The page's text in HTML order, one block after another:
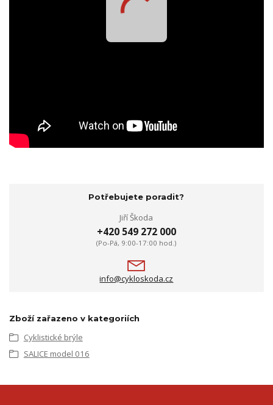
Potřebujete poradit?
Jiří Škoda
+420 549 272 000
(Po-Pá, 9:00-17:00 hod.)
info@cykloskoda.cz
Zboží zařazeno v kategoriích
Cyklistické brýle
SALICE model 016